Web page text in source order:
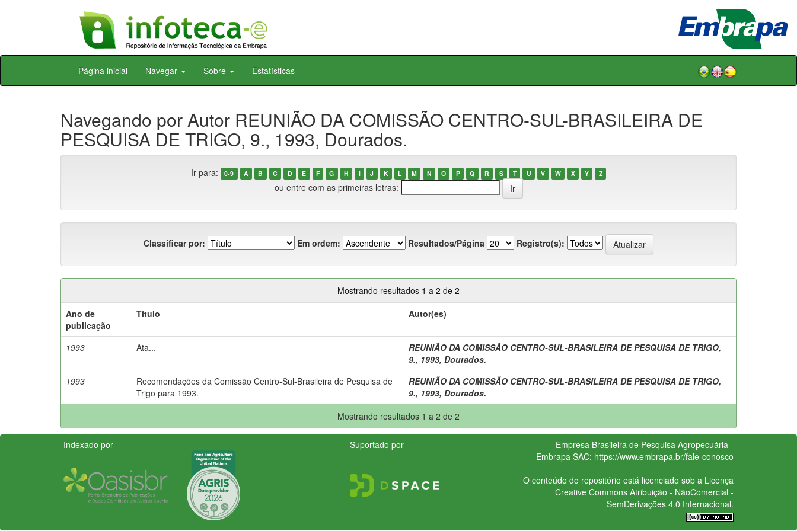
Skip
Página inicial Navegar Sobre Estatísticas
Navegando por Autor REUNIÃO DA COMISSÃO CENTRO-SUL-BRASILEIRA DE
PESQUISA DE TRIGO, 9., 1993, Dourados.
Ir para: 0-9 A B C D E F G H I J K L M N O P Q R S T U V W X Y Z
ou entre com as primeiras letras:
Classificar por: Em ordem: Resultados/Página Registro(s):
Mostrando resultados 1 a 2 de 2
Ano de
publicação
Título Autor(es)
1993 Ata...
REUNIÃO DA COMISSÃO CENTRO-SUL-BRASILEIRA DE PESQUISA DE TRIGO,
9., 1993, Dourados.
1993
Recomendações da Comissão Centro-Sul-Brasileira de Pesquisa de
Trigo para 1993.
REUNIÃO DA COMISSÃO CENTRO-SUL-BRASILEIRA DE PESQUISA DE TRIGO,
9., 1993, Dourados.
Mostrando resultados 1 a 2 de 2
Indexado por Suportado por
Empresa Brasileira de Pesquisa Agropecuária -
Embrapa SAC: https://www.embrapa.br/fale-conosco
O conteúdo do repositório está licenciado sob a Licença
Creative CommonsAtribuição - NãoComercial -
SemDerivações 4.0 Internacional.